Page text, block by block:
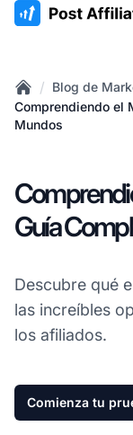
:site.title
Home
/ Blog de
Comprendiendo el
Mundos
Guía
Descubre qué
las increíbles
los afiliados.
Comienza tu